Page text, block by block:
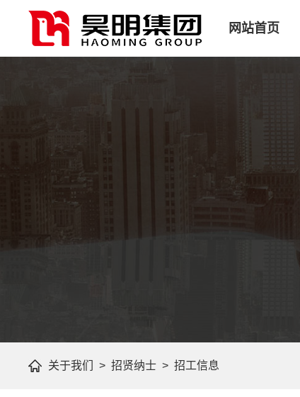
网站首页
关于我们 > 招贤纳士 > 招工信息